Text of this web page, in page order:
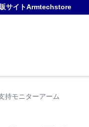
サイトArmtechstore
持モニターアーム